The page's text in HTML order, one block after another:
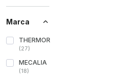
Marca
THERMOR
(27)
MECALIA
(18)